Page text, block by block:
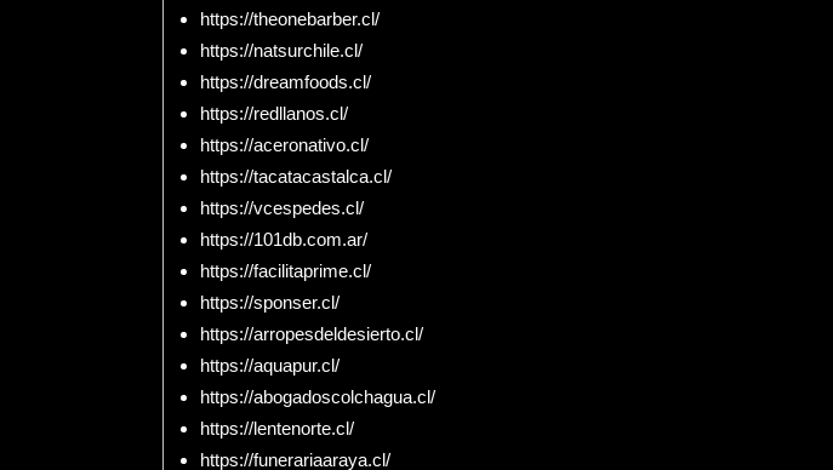
https://theonebarber.cl/
https://natsurchile.cl/
https://dreamfoods.cl/
https://redllanos.cl/
https://aceronativo.cl/
https://tacatacastalca.cl/
https://vcespedes.cl/
https://101db.com.ar/
https://facilitaprime.cl/
https://sponser.cl/
https://arropesdeldesierto.cl/
https://aquapur.cl/
https://abogadoscolchagua.cl/
https://lentenorte.cl/
https://funerariaaraya.cl/